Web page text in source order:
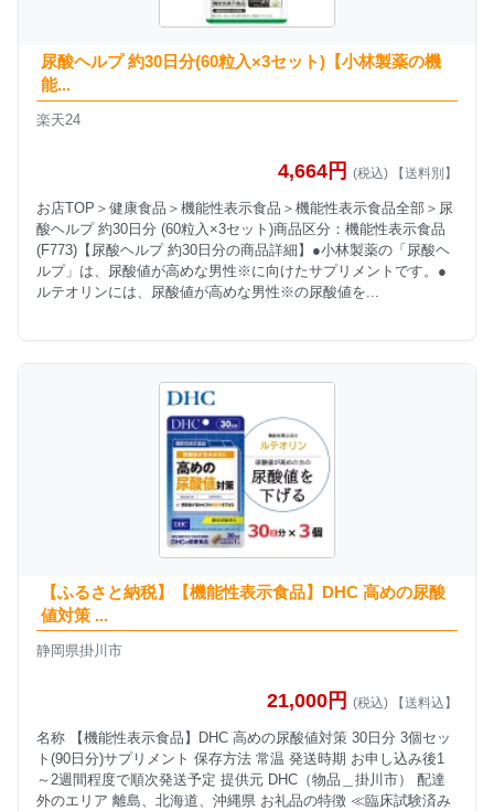
尿酸ヘルプ 約30日分(60粒入×3セット)【小林製薬の機
能...
楽天24
4,664円 (税込) 【送料別】
お店TOP＞健康食品＞機能性表示食品＞機能性表示食品全部＞尿
酸ヘルプ 約30日分 (60粒入×3セット)商品区分：機能性表示食品
(F773)【尿酸ヘルプ 約30日分の商品詳細】●小林製薬の「尿酸ヘ
ルプ」は、尿酸値が高めな男性※に向けたサプリメントです。●
ルテオリンには、尿酸値が高めな男性※の尿酸値を...
【ふるさと納税】【機能性表示食品】DHC 高めの尿酸
値対策 ...
静岡県掛川市
21,000円 (税込) 【送料込】
名称 【機能性表示食品】DHC 高めの尿酸値対策 30日分 3個セッ
ト(90日分)サプリメント 保存方法 常温 発送時期 お申し込み後1
～2週間程度で順次発送予定 提供元 DHC（物品＿掛川市） 配達
外のエリア 離島、北海道、沖縄県 お礼品の特徴 ≪臨床試験済み